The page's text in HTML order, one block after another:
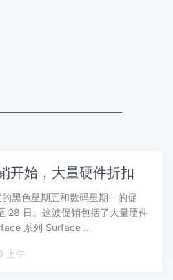
开始，大量硬件折扣
黑色星期五和数码星期一的促
28 日。这波促销包括了大量硬件
系列 Surface …
日, 10:10 上午